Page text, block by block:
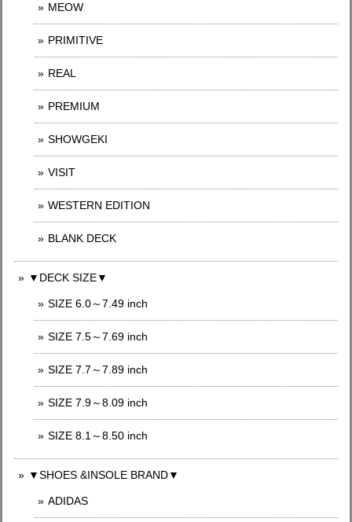
MEOW
PRIMITIVE
REAL
PREMIUM
SHOWGEKI
VISIT
WESTERN EDITION
BLANK DECK
▼DECK SIZE▼
SIZE 6.0～7.49 inch
SIZE 7.5～7.69 inch
SIZE 7.7～7.89 inch
SIZE 7.9～8.09 inch
SIZE 8.1～8.50 inch
▼SHOES &INSOLE BRAND▼
ADIDAS